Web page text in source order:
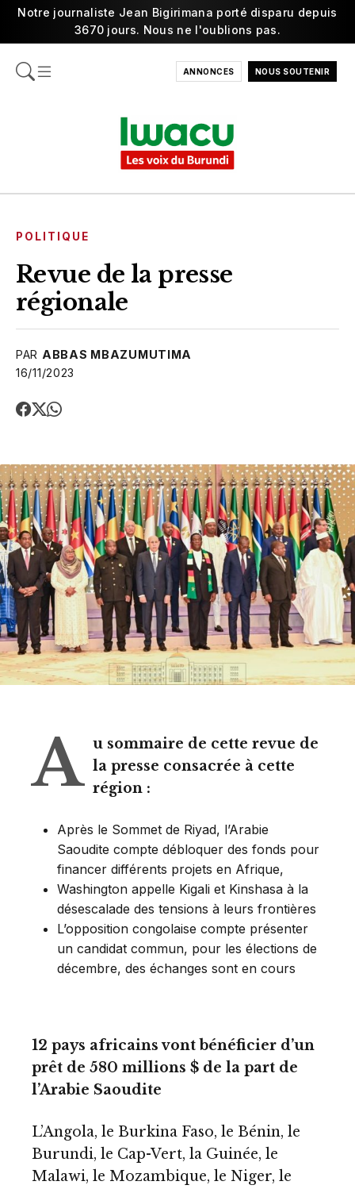
Notre journaliste Jean Bigirimana porté disparu depuis
3670 jours. Nous ne l'oublions pas.
ANNONCES NOUS SOUTENIR
POLITIQUE
Revue de la presse
régionale
PAR ABBAS MBAZUMUTIMA
16/11/2023
A u sommaire de cette revue de
la presse consacrée à cette
région :
Après le Sommet de Riyad, l’Arabie
Saoudite compte débloquer des fonds pour
financer différents projets en Afrique,
Washington appelle Kigali et Kinshasa à la
désescalade des tensions à leurs frontières
L’opposition congolaise compte présenter
un candidat commun, pour les élections de
décembre, des échanges sont en cours
12 pays africains vont bénéficier d’un
prêt de 580 millions $ de la part de
l’Arabie Saoudite
L’Angola, le Burkina Faso, le Bénin, le
Burundi, le Cap-Vert, la Guinée, le
Malawi, le Mozambique, le Niger, le